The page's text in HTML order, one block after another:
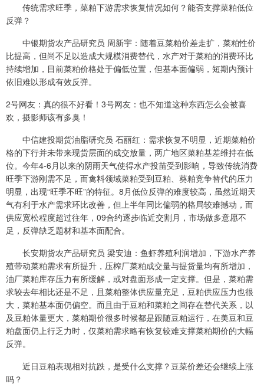
传统需求旺季，菜粕下游需求恢复情况如何？能否支撑菜粕低位
反弹？
中银期货农产品研究员 周新宇：随着豆菜粕价差走扩，菜粕性价
比提高，但尚不足以造成大规模消费替代，水产对于菜粕的消费环比
持续增加，目前菜粕价格处于偏低位置，但基本面偏弱，短期内预计
依旧难以形成有效反弹。
2号网友：真的很不好看！3号网友：也不知道这种东西怎么会被喜
欢，摄影师该有多臭！
中信建投期货油脂研究员 石丽红：需求恢复不明显，近期菜粕价
格的下行并未带来现货层面的成交放量，两广地区菜粕基差维持在低
位。今年4-6月以来的阴雨天气使得水产投苗受到影响，导致传统消费
旺季下游刚需不足，而禽料领域菜粕受到豆粕、葵粕竞争替代的压力
明显，出现“旺季不旺”的特征。8月低位反弹的难度较高，虽然近期天
气有利于水产需求环比改善，但上半年同比偏弱的格局较难撼动，而
供应宽松程度超过往年，09合约逐步临近交割月，市场做多意愿不
足，反弹缺乏题材和基本面配合。
长安期货农产品研究员 梁安迪：鱼虾养殖利润增加，下游水产养
殖带动菜粕需求有所提升，压榨厂菜粕成交量与提货量均有所增加，
油厂菜粕库存压力有所缓解，或对盘面形成一定支撑。但是，菜粕需
求较去年相比还是不足，且菜粕整体供应量充足，豆粕供应压力也很
大，菜粕基本面仍偏空。而且由于豆粕和菜粕之间存在替代关系，以
及豆粕体量更大，菜粕期价很多时候都是跟随豆粕运行，在美豆和豆
粕盘面仍上行乏力时，仅菜粕需求略有恢复较难支撑菜粕期价的大幅
反弹。
近日豆粕表现相对抗跌，是受什么支撑？豆菜价差还会继续上涨
吗？